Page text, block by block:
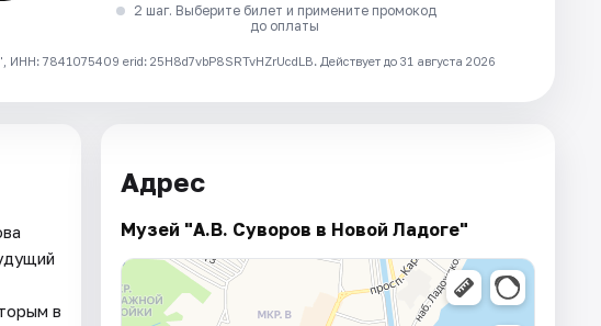
2 шаг. Выберите билет и примените промокод
до оплаты
7841075409 erid: 25H8d7vbP8SRTvHZrUcdLB. Действует до 31 августа 2026
в
Адрес
Музей "А.В. Суворов в Новой Ладоге"